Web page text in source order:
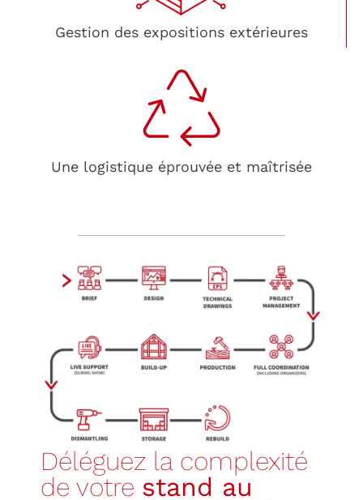
Gestion des expositions extérieures
Une logistique éprouvée et maîtrisée
Déléguez la complexité
de votre stand au